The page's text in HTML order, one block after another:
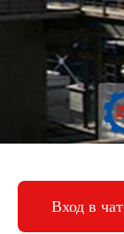
Вход в чат